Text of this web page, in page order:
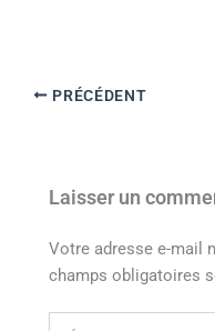
PRÉCÉDENT
Laisser un
Votre adresse e-mail
champs obligatoires